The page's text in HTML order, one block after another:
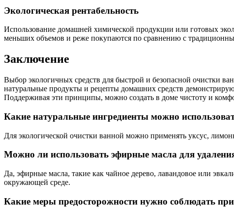
Экологическая рентабельность
Использование домашней химической продукции или готовых
меньших объемов и реже покупаются по сравнению с
Заключение
Выбор экологичных средств для быстрой и безопасной очистки
натуральные продукты и рецепты домашних средств
Поддерживая эти принципы, можно создать в доме чистоту и
Какие натуральные ингредиенты можно
Для экологической очистки ванной можно применять уксус,
Можно ли использовать эфирные масла для
Да, эфирные масла, такие как чайное дерево, лавандовое или
окружающей среде.
Какие меры предосторожности нужно соблюдать